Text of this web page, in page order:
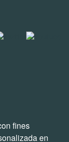
fines
en